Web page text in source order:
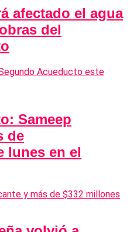
afectado el agua
del
Sameep
de
lunes en el